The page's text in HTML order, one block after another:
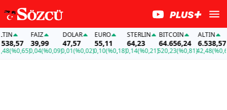
(%0,65)
FAİZ
39,99
0,04(%0,09)
DOLAR
47,57
0,01(%0,02)
EURO
55,11
0,10(%0,18)
STERLIN
64,23
0,14(%0,21)
BITCOIN
64.656,24
520,23(%0,81)
ALTIN
6.538,57
42,48(%0,65)